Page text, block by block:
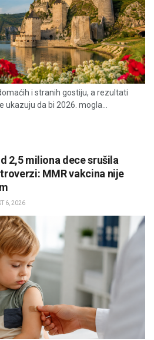
i stranih gostiju, a rezultati
da bi 2026. mogla...
2,5 miliona dece srušila
MMR vakcina nije
6, 2026